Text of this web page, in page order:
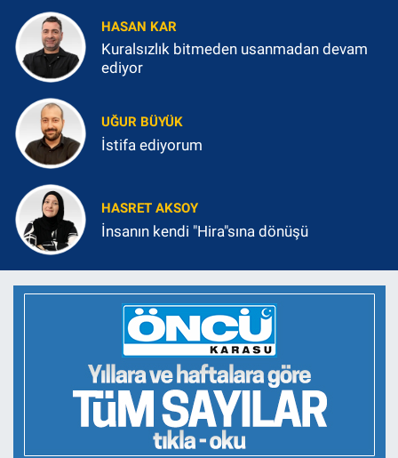
HASAN KAR
Kuralsızlık bitmeden usanmadan devam
ediyor
UĞUR BÜYÜK
İstifa ediyorum
HASRET AKSOY
İnsanın kendi "Hira"sına dönüşü